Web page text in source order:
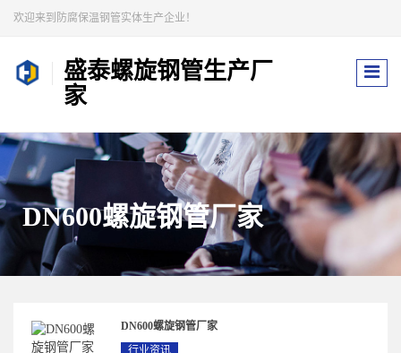
欢迎来到防腐保温钢管实体生产企业！
盛泰螺旋钢管生产厂
家
DN600螺旋钢管厂家
DN600螺旋钢管厂家
行业资讯